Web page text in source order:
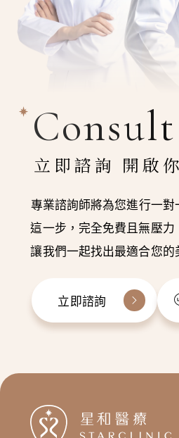
Consult
立即諮詢 開啟
專業諮詢師將為您進行一對
這一步，完全免費且無壓力
讓我們一起找出最適合您的
立即諮詢